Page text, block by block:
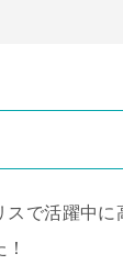
スで活躍中に